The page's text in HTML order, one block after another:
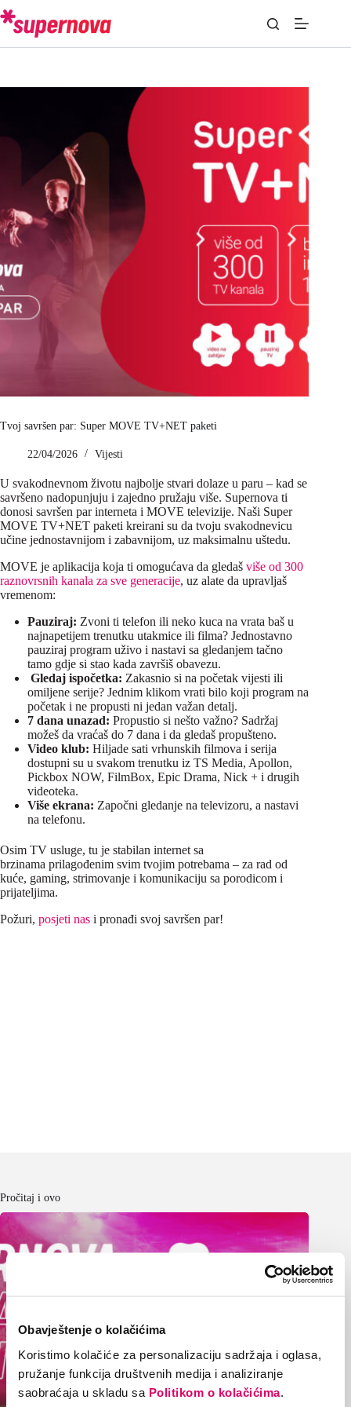
Obavještenje o kolačićima
Koristimo kolačiće za personalizaciju sadržaja i oglasa,
pružanje funkcija društvenih medija i analiziranje
saobraćaja u skladu sa Politikom o kolačićima
Tvoj savršen par: Super MOVE TV+NET paketi
22/04/2026 Vijesti
U svakodnevnom životu najbolje stvari dolaze u paru – kad se
savršeno nadopunjuju i zajedno pružaju više. Supernova ti
donosi savršen par interneta i MOVE televizije. Naši Super
MOVE TV+NET paketi kreirani su da tvoju svakodnevicu
učine jednostavnijom i zabavnijom, uz maksimalnu uštedu.
MOVE je aplikacija koja ti omogućava da gledaš više od 300
raznovrsnih kanala za sve generacije, uz alate da upravljaš
vremenom:
Pauziraj: Zvoni ti telefon ili neko kuca na vrata baš u
najnapetijem trenutku utakmice ili filma? Jednostavno
pauziraj program uživo i nastavi sa gledanjem tačno
tamo gdje si stao kada završiš obavezu.
Gledaj ispočetka: Zakasnio si na početak vijesti ili
omiljene serije? Jednim klikom vrati bilo koji program na
početak i ne propusti ni jedan važan detalj.
7 dana unazad: Propustio si nešto važno? Sadržaj
možeš da vraćaš do 7 dana i da gledaš propušteno.
Video klub: Hiljade sati vrhunskih filmova i serija
dostupni su u svakom trenutku iz TS Media, Apollon,
Pickbox NOW, FilmBox, Epic Drama, Nick + i drugih
videoteka.
Više ekrana: Započni gledanje na televizoru, a nastavi
na telefonu.
Osim TV usluge, tu je stabilan internet sa
brzinama prilagođenim svim tvojim potrebama – za rad od
kuće, gaming, strimovanje i komunikaciju sa porodicom i
prijateljima.
Požuri, posjeti nas i pronađi svoj savršen par!
Pročitaj i ovo